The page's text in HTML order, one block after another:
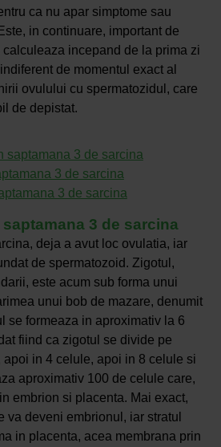
ca nu apar simptome sau
in continuare, important de
incepand de la prima zi
de momentul exact al
ovulului cu spermatozidul, care
de depistat.
saptamana 3 de sarcina
3 de sarcina
3 de sarcina
3 de sarcina
deja a avut loc ovulatia, iar
de spermatozoid. Zigotul,
este acum sub forma unui
unui bob de mazare, denumit
se formeaza in aproximativ la 6
fiind ca zigotul se divide pe
in 4 celule, apoi in 8 celule si
aproximativ 100 de celule care,
embrion si placenta. Mai exact,
va deveni embrionul, iar stratul
in placenta, acea membrana prin